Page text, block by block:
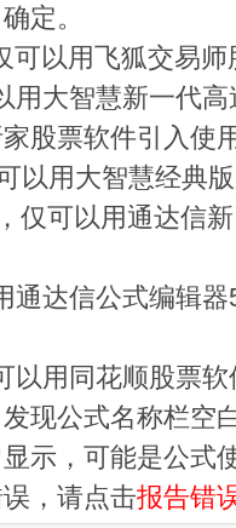
定。
可以用飞狐交易
用大智慧新一代
股票软件引入使
以用大智慧经典
仅可以用通达信
通达信公式编辑
以用同花顺股票
现公式名称栏空
示，可能是公式
，请点击报告错